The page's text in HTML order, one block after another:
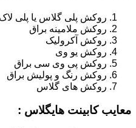
روکش پلی گلاس یا پلی لاک
روکش ملامینه براق
روکش آکرولیک
روکش یو وی
روکش پی وی سی براق
روکش رنگ و پولیش براق
روکش های گلاس
معایب کابینت هایگلاس :